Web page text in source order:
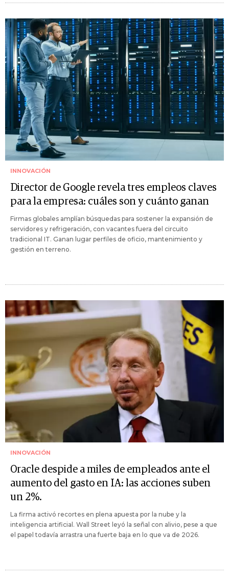
INNOVACIÓN
Director de Google revela tres empleos claves
para la empresa: cuáles son y cuánto ganan
Firmas globales amplían búsquedas para sostener la expansión de
servidores y refrigeración, con vacantes fuera del circuito
tradicional IT. Ganan lugar perfiles de oficio, mantenimiento y
gestión en terreno.
INNOVACIÓN
Oracle despide a miles de empleados ante el
aumento del gasto en IA: las acciones suben
un 2%.
La firma activó recortes en plena apuesta por la nube y la
inteligencia artificial. Wall Street leyó la señal con alivio, pese a que
el papel todavía arrastra una fuerte baja en lo que va de 2026.